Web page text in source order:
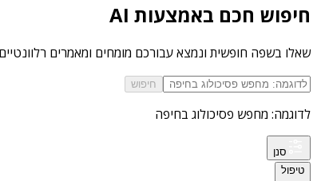
חיפוש חכם באמצעות AI
שאלו בשפה חופשית ונמצא עבורכם מומחים ומאמרים רלוונטיים
חיפוש
לדוגמה: מחפש פסיכולוג בחיפה
סנן
טיפול